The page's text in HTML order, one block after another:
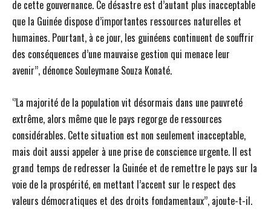
de cette gouvernance. Ce désastre est d’autant plus inacceptable
que la Guinée dispose d’importantes ressources naturelles et
humaines. Pourtant, à ce jour, les guinéens continuent de souffrir
des conséquences d’une mauvaise gestion qui menace leur
avenir’’, dénonce Souleymane Souza Konaté.
‘’La majorité de la population vit désormais dans une pauvreté
extrême, alors même que le pays regorge de ressources
considérables. Cette situation est non seulement inacceptable,
mais doit aussi appeler à une prise de conscience urgente. Il est
grand temps de redresser la Guinée et de remettre le pays sur la
voie de la prospérité, en mettant l’accent sur le respect des
valeurs démocratiques et des droits fondamentaux’’, ajoute-t-il.